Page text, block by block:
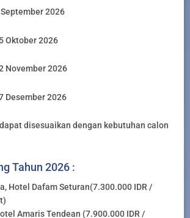
2026
Oktober 2026
November 2026
Desember 2026
disesuaikan dengan kebutuhan calon
Tahun 2026 :
Hotel Dafam Seturan(7.300.000 IDR /
Amaris Tendean (7.900.000 IDR /